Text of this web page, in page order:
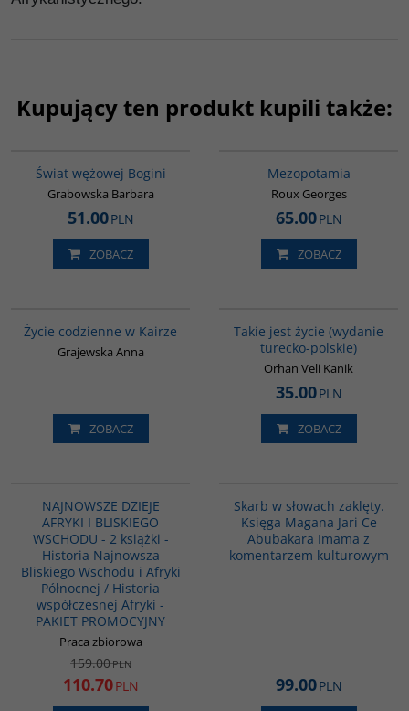
Kupujący ten produkt kupili także:
Świat wężowej Bogini
Grabowska Barbara
51.00PLN
ZOBACZ
Mezopotamia
Roux Georges
65.00PLN
ZOBACZ
Życie codzienne w Kairze
Grajewska Anna
ZOBACZ
Takie jest życie (wydanie
turecko-polskie)
Orhan Veli Kanik
35.00PLN
ZOBACZ
NAJNOWSZE DZIEJE
AFRYKI I BLISKIEGO
WSCHODU - 2 książki -
Historia Najnowsza
Bliskiego Wschodu i Afryki
Północnej / Historia
współczesnej Afryki -
PAKIET PROMOCYJNY
Praca zbiorowa
159.00PLN
110.70PLN
Skarb w słowach zaklęty.
Księga Magana Jari Ce
Abubakara Imama z
komentarzem kulturowym
99.00PLN